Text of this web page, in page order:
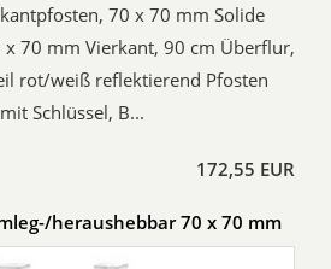
70 x 70 mm Solide
70 mm Vierkant, 90 cm Überflur,
rot/weiß reflektierend Pfosten
Schlüssel, B...
172,55 EUR
heraushebbar 70 x 70 mm